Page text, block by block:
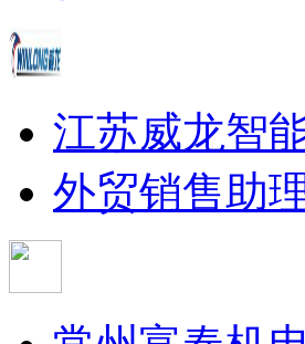
江苏威龙智
外贸销售助